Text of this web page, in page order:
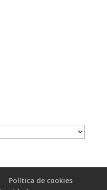
Política de cookies